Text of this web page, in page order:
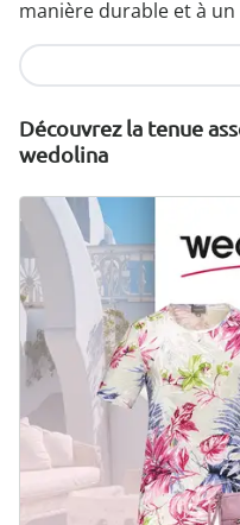
manière durable et à
Découvrez la tenue
wedolina